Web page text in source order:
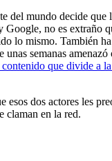
del mundo decide que
Google, no es extraño
lo mismo. También
unas semanas
que divide a
esos dos actores les
claman en la red.